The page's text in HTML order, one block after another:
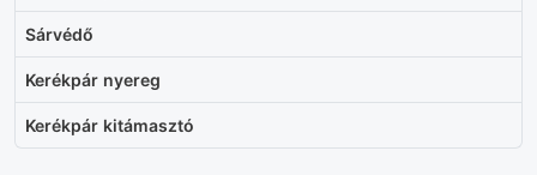
Sárvédő
Kerékpár nyereg
Kerékpár kitámasztó